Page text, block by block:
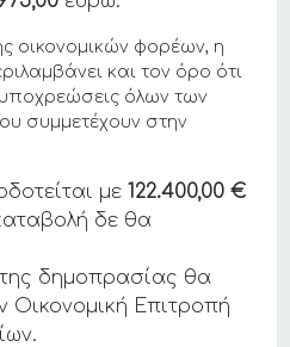
οικονομικών φορέων, η
και τον όρο ότι
υποχρεώσεις όλων των
συμμετέχουν στην
με122.400,00 €
δε θα
δημοπρασίας θα
Οικονομική Επιτροπή